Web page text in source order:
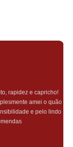
rapidez e capricho!
amei o quão
e pelo lindo